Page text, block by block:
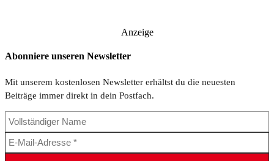
Anzeige
Abonniere unseren Newsletter
Mit unserem kostenlosen Newsletter erhältst du die neuesten
Beiträge immer direkt in dein Postfach.